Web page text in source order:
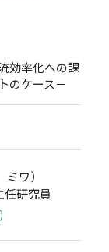
効率化への課
のケース－
ワ）
研究員